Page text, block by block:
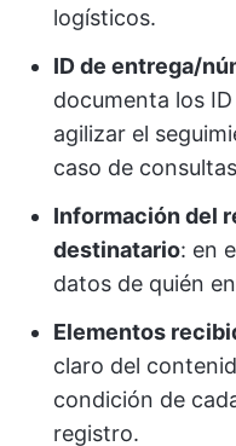
logísticos.
ID de entrega/
documenta los
agilizar el
caso de
Información del
destinatario: en
datos de quién
Elementos
claro del
condición de
registro.